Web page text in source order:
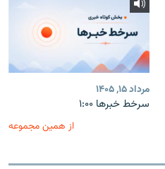
مرداد ۱۵, ۱۴۰۵
سرخط خبرها ۱:۰۰
از همین مجموعه